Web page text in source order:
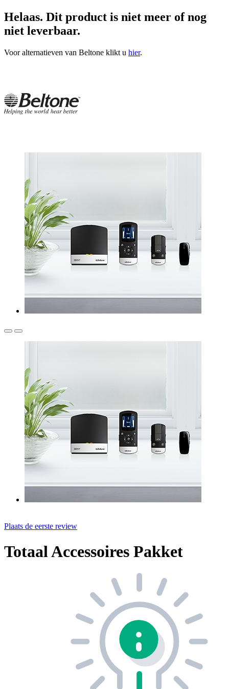
Helaas. Dit product is niet meer of nog
niet leverbaar.
Voor alternatieven van Beltone klikt u hier.
Plaats de eerste review
Totaal Accessoires Pakket